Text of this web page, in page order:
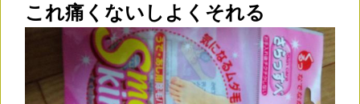
これ痛くないしよくそれる